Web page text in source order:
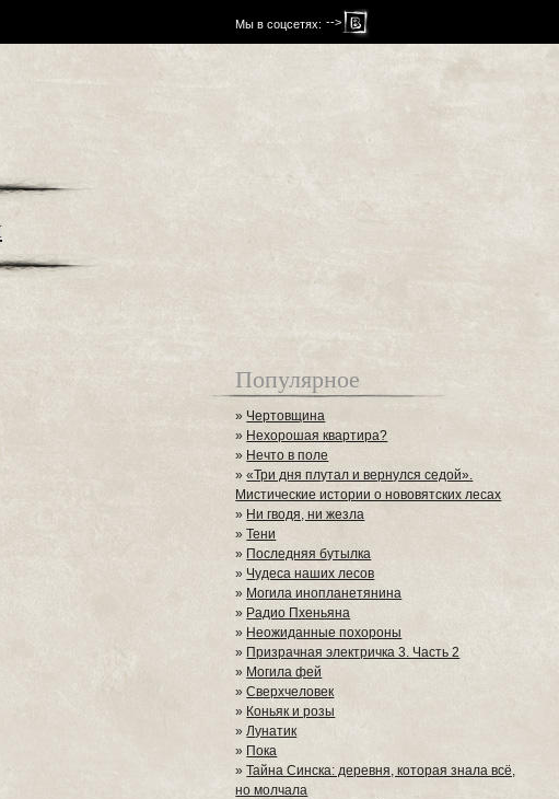
Мы в соцсетях: -->
Популярное
» Чертовщина
» Нехорошая квартира?
» Нечто в поле
»«Три дня плутал и вернулся седой».
Мистические истории о нововятских лесах
» Ни гводя, ни жезла
»Тени
» Последняя бутылка
» Чудеса наших лесов
» Могила инопланетянина
» Радио Пхеньяна
» Неожиданные похороны
» Призрачная электричка 3. Часть 2
» Могила фей
»Сверхчеловек
» Коньяк и розы
»Лунатик
» Пока
»Тайна Синска: деревня, которая знала всё,
но молчала